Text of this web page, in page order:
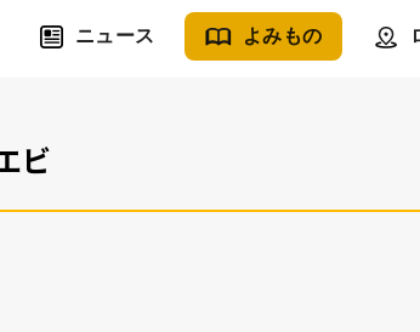
ニュース よみもの
ビ